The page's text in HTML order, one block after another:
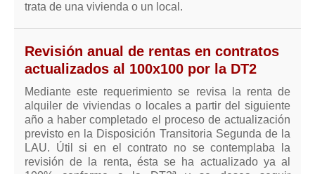
trata de una vivienda o un local.
Revisión anual de rentas en contratos
actualizados al 100x100 por la DT2
Mediante este requerimiento se revisa la renta de
alquiler de viviendas o locales a partir del siguiente
año a haber completado el proceso de actualización
previsto en la Disposición Transitoria Segunda de la
LAU. Útil si en el contrato no se contemplaba la
revisión de la renta, ésta se ha actualizado ya al